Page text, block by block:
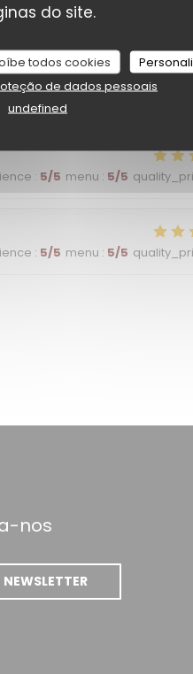
do site.
todos cookies
de dados pessoais
undefined
4 menu
: 5/5 menu : 5/5
: 5/5 menu : 5/5
nos
NEWSLETTER